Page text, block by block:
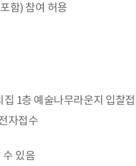
함) 참여 허용
1층 예술나무라운지 입찰접
자접수
수 있음